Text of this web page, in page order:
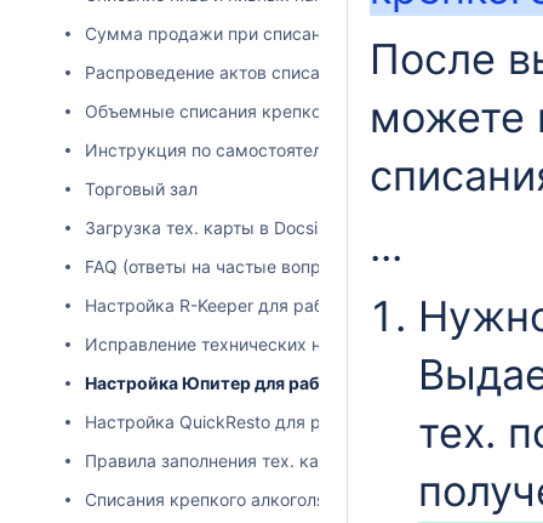
Сумма продажи при списании
Распроведение актов списания
Объемные списания крепкого алкоголя
Инструкция по самостоятельной установке и
Торговый зал
Загрузка тех. карты в Docsinbox
FAQ (ответы на частые вопросы) по объемному
Настройка R-Keeper для работы с интеграцией
Исправление технических неполадок с объемными
Настройка Юпитер для работы с интеграцией
Настройка QuickResto для работы с интеграцией
Правила заполнения тех. карты для iiko
Списания крепкого алкоголя на банкет для iiko
После
можете
...
тех.